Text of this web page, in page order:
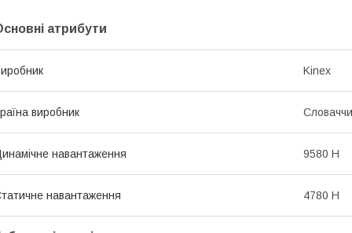
атрибути
Kinex
виробник
навантаження 9580 Н
навантаження 4780 Н